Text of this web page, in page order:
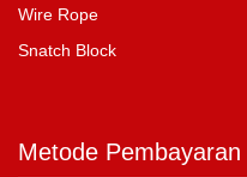
Wire Rope
Snatch Block
Metode Pembayaran